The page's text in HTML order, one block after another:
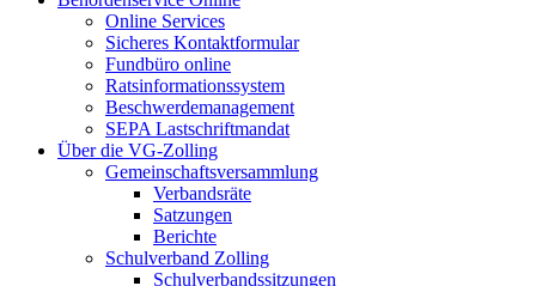
Online Services
Sicheres Kontaktformular
Fundbüro online
Ratsinformationssystem
Beschwerdemanagement
SEPA Lastschriftmandat
Über die VG-Zolling
Gemeinschaftsversammlung
Verbandsräte
Satzungen
Berichte
Schulverband Zolling
Schulverbandssitzungen